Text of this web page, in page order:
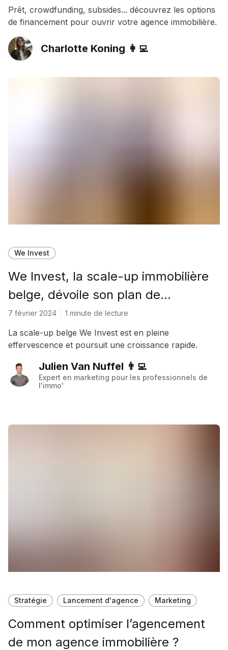
Prêt, crowdfunding, subsides... découvrez les options
de financement pour ouvrir votre agence immobilière.
Charlotte Koning 👩‍💻
We Invest
We Invest, la scale-up immobilière
belge, dévoile son plan de
croissance
7 février 2024 1 minute de lecture
La scale-up belge We Invest est en pleine
effervescence et poursuit une croissance rapide.
Julien Van Nuffel 👨‍💻
Expert en marketing pour les professionnels de
l'immo'
Stratégie Lancement d'agence Marketing
Comment optimiser l’agencement
de mon agence immobilière ?